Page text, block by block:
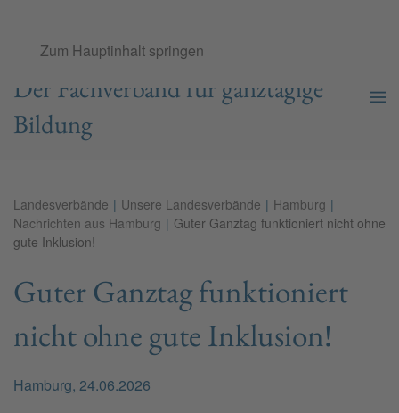
Zum Hauptinhalt springen
Ganztags­schul­verband e.V.
Der Fachverband für ganztägige
Bildung
Landesverbände Unsere Landesverbände
Hamburg
Nachrichten aus Hamburg
Guter Ganztag funktioniert nicht ohne
gute Inklusion!
Guter Ganztag funktioniert
nicht ohne gute Inklusion!
Hamburg, 24.06.2026